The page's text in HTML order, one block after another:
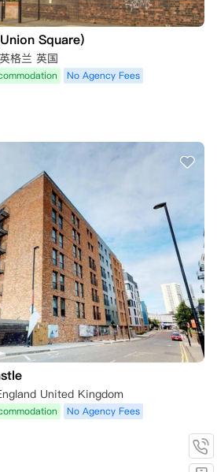
另一种形式的租赁协议，详见租赁协议第2.
后在租赁开始日期后的2周内未能领取钥
：(a) 取消您的预订并终止租赁协议；(b) 重
，您支付的任何租金（包括任何已分配用于
予退还，以弥补因房间空置对公寓造成的任
协议中的任何规定。
取消，您已支付的任何预订费将被iQ保留。
前或租赁开始日期前）
签订租赁协议，且截止日期已过，您希望
预订费（如果您已支付）将被iQ保留。
签订租赁协议并希望取消预订，您仍需承
除非您能提供证据证明您符合以下任一条
租赁开始日期尚未开始，并在下述规定时限
取消预订：
公寓您打算取消预订；或者，如果您的租赁开
的租赁开始日期前28天通知；
；
所需的资格；或
满意的证明，您将有权取消预订，并且自取
协议规定的合同义务。
Square)
格兰 英国
No Agency Fees
United Kingdom
No Agency Fees